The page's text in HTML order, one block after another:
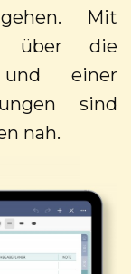
Mit
über die
und einer
sind
nah.